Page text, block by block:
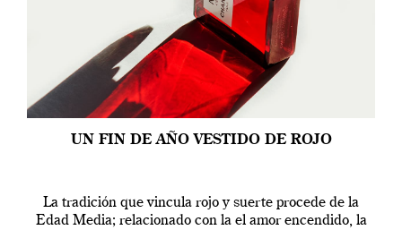
UN FIN DE AÑO VESTIDO DE ROJO
La tradición que vincula rojo y suerte procede de la
Edad Media; relacionado con la el amor encendido, la